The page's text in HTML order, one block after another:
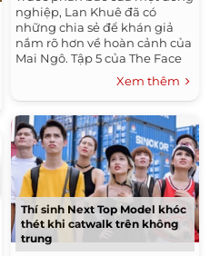
nghiệp, Lan Khuê đã có
những chia sẻ để khán giả
nắm rõ hơn về hoàn cảnh của
Mai Ngô. Tập 5 của The Face
lên sóng kéo theo hàng loạt
câu chuyện kịch tính từ...
Xem thêm
Thí sinh Next Top Model khóc
thét khi catwalk trên không
trung